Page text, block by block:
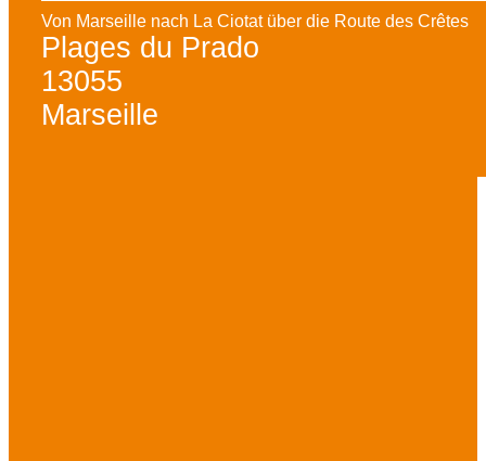
Von Marseille nach La Ciotat über die Route des Crêtes
Plages du Prado
13055
Marseille